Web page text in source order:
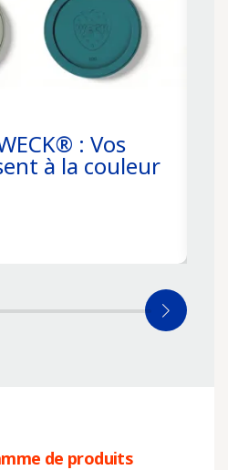
: Vos
à la couleur
de produits